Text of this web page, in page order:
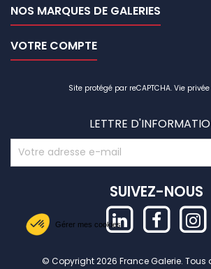
Gérer mes cookies
NOS MARQUES DE GALERIES
VOTRE COMPTE
Site protégé par reCAPTCHA. Vie privée
LETTRE
SUIVEZ-NOUS
© Copyright 2026 France Galerie. Tous